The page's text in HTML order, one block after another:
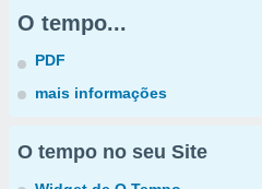
O tempo...
PDF
mais informações
O tempo no seu Site